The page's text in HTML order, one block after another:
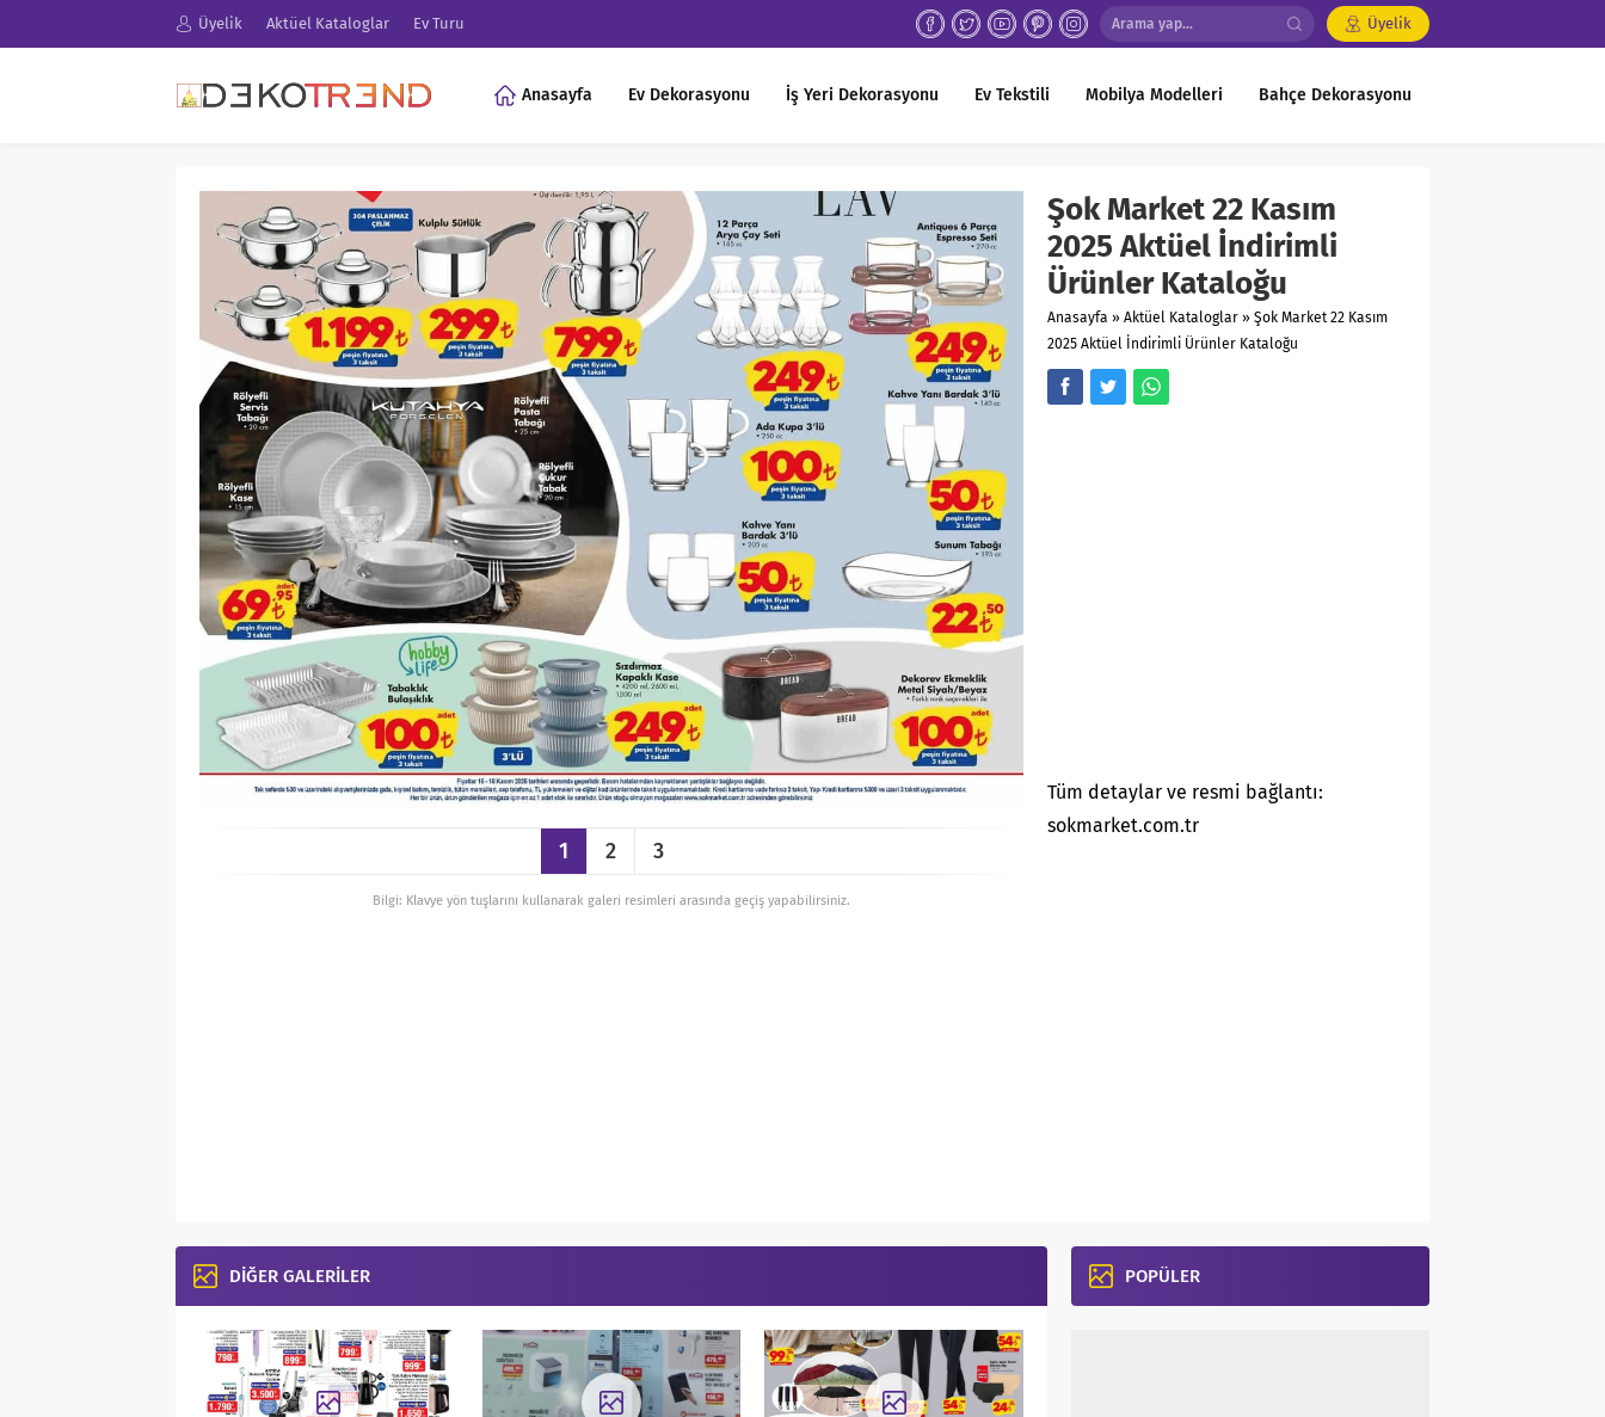
Üyelik Aktüel Kataloglar Ev Turu Üyelik
Anasayfa Ev Dekorasyonu İş Yeri Dekorasyonu Ev Tekstili Mobilya Modelleri Bahçe Dekorasyonu
1 2 3
Bilgi: Klavye yön tuşlarını kullanarak galeri resimleri arasında geçiş yapabilirsiniz.
Şok Market 22 Kasım
2025 Aktüel İndirimli
Ürünler Kataloğu
Anasayfa » Aktüel Kataloglar » Şok Market 22 Kasım
2025 Aktüel İndirimli Ürünler Kataloğu
Tüm detaylar ve resmi bağlantı:
sokmarket.com.tr
DİĞER GALERİLER POPÜLER